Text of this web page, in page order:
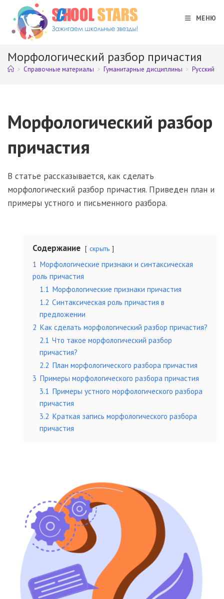
Перейти
содержимому
МЕНЮ
Морфологический разбор причастия
> Справочные материалы > Гуманитарные дисциплины > Русский
Морфологический разбор
причастия
В статье рассказывается, как сделать
морфологический разбор причастия. Приведен план и
примеры устного и письменного разбора.
Содержание скрыть
1 Морфологические признаки и синтаксическая
роль причастия
1.1 Морфологические признаки причастия
1.2 Синтаксическая роль причастия в
предложении
2 Как сделать морфологический разбор причастия?
2.1 Что такое морфологический разбор
причастия?
2.2 План морфологического разбора причастия
3 Примеры морфологического разбора причастия
3.1 Примеры устного морфологического разбора
причастия
3.2 Краткая запись морфологического разбора
причастия